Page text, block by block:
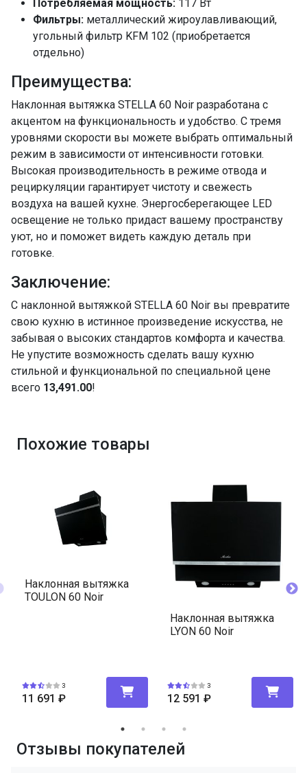
Потребляемая мощность: 117 Вт
Фильтры: металлический жироулавливающий,
угольный фильтр KFM 102 (приобретается
отдельно)
Преимущества:
Наклонная вытяжка STELLA 60 Noir разработана с
акцентом на функциональность и удобство. С тремя
уровнями скорости вы можете выбрать оптимальный
режим в зависимости от интенсивности готовки.
Высокая производительность в режиме отвода и
рециркуляции гарантирует чистоту и свежесть
воздуха на вашей кухне. Энергосберегающее LED
освещение не только придаст вашему пространству
уют, но и поможет видеть каждую деталь при
готовке.
Заключение:
С наклонной вытяжкой STELLA 60 Noir вы превратите
свою кухню в истинное произведение искусства, не
забывая о высоких стандартов комфорта и качества.
Не упустите возможность сделать вашу кухню
стильной и функциональной по специальной цене
всего 13,491.00!
Похожие товары
Наклонная вытяжка
TOULON 60 Noir
3
11 691 ₽
Наклонная вытяжка
LYON 60 Noir
3
12 591 ₽
Отзывы покупателей